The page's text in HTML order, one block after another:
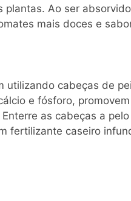
Ao ser
mais doces e
utilizando cabeças de
e fósforo,
as cabeças a
fertilizante caseiro